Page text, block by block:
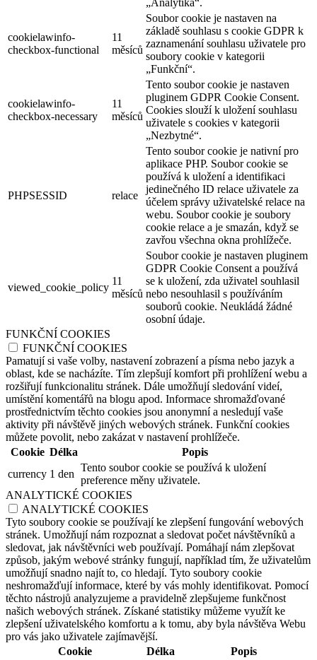
„Analytika“.
cookielawinfo-
checkbox-functional
11
měsíců
Soubor cookie je nastaven na
základě souhlasu s cookie GDPR k
zaznamenání souhlasu uživatele pro
soubory cookie v kategorii
„Funkční“.
cookielawinfo-
checkbox-necessary
11
měsíců
Tento soubor cookie je nastaven
pluginem GDPR Cookie Consent.
Cookies slouží k uložení souhlasu
uživatele s cookies v kategorii
„Nezbytné“.
PHPSESSID relace
Tento soubor cookie je nativní pro
aplikace PHP. Soubor cookie se
používá k uložení a identifikaci
jedinečného ID relace uživatele za
účelem správy uživatelské relace na
webu. Soubor cookie je soubory
cookie relace a je smazán, když se
zavřou všechna okna prohlížeče.
viewed_cookie_policy
11
měsíců
Soubor cookie je nastaven pluginem
GDPR Cookie Consent a používá
se k uložení, zda uživatel souhlasil
nebo nesouhlasil s používáním
souborů cookie. Neukládá žádné
osobní údaje.
FUNKČNÍ COOKIES
FUNKČNÍ COOKIES
Pamatují si vaše volby, nastavení zobrazení a písma nebo jazyk a
oblast, kde se nacházíte. Tím zlepšují komfort při prohlížení webu a
rozšiřují funkcionalitu stránek. Dále umožňují sledování videí,
umístění komentářů na blogu apod. Informace shromažďované
prostřednictvím těchto cookies jsou anonymní a nesledují vaše
aktivity při návštěvě jiných webových stránek. Funkční cookies
můžete povolit, nebo zakázat v nastavení prohlížeče.
Cookie Délka
Popis
currency 1 den
Tento soubor cookie se používá k uložení
preference měny uživatele.
ANALYTICKÉ COOKIES
ANALYTICKÉ COOKIES
Tyto soubory cookie se používají ke zlepšení fungování webových
stránek. Umožňují nám rozpoznat a sledovat počet návštěvníků a
sledovat, jak návštěvníci web používají. Pomáhají nám zlepšovat
způsob, jakým webové stránky fungují, například tím, že uživatelům
umožňují snadno najít to, co hledají. Tyto soubory cookie
neshromažďují informace, které by vás mohly identifikovat. Pomocí
těchto nástrojů analyzujeme a pravidelně zlepšujeme funkčnost
našich webových stránek. Získané statistiky můžeme využít ke
zlepšení uživatelského komfortu a k tomu, aby byla návštěva Webu
pro vás jako uživatele zajímavější.
Cookie
Délka Popis